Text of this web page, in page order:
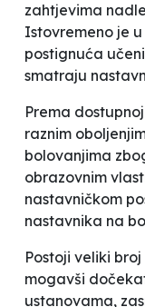
zahtjevima
Istovremeno je
postignuća
smatraju
Prema
raznim
bolovanjima
obrazovnim
nastavničkom
nastavnika na
Postoji veliki
mogavši
ustanovama,